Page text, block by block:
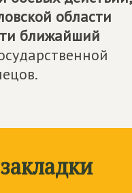
области
ближайший